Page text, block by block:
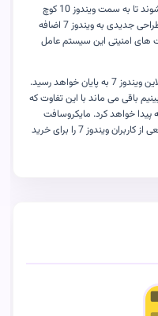
پشتیبانی طیف عظیمی از این کاربران وادار می شوند تا به سمت ویندوز 10 کوچ
کنند. با توجه به این خبر دیگر هیچ ویژگی و یا طراحی جدیدی به ویندوز 7 اضافه
های امنیتی این سیستم عامل
از طرفی از امروز تمام پشتیبانی های تلفنی و آنلاین ویندوز 7 به پایان خواهد رسید.
می بینیم باقی می ماند با این تفاوت که
پیدا خواهد کرد. مایکروسافت
امیدوار است با استفاده از این روش بتواند جمعی از کاربران ویندوز 7 را برای خرید